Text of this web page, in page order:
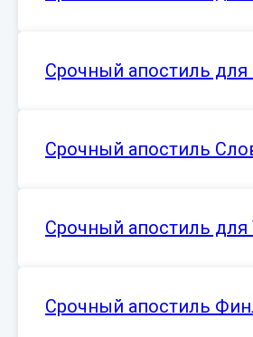
Срочный апостиль для
Срочный апостиль
Срочный апостиль для
Срочный апостиль